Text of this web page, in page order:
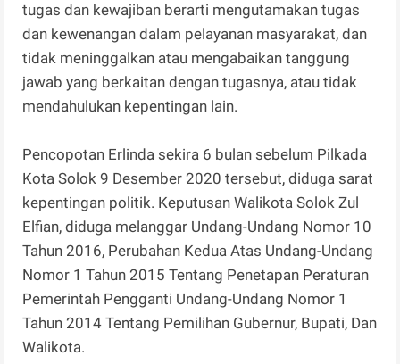
tugas dan kewajiban berarti mengutamakan tugas
dan kewenangan dalam pelayanan masyarakat, dan
tidak meninggalkan atau mengabaikan tanggung
jawab yang berkaitan dengan tugasnya, atau tidak
mendahulukan kepentingan lain.
Pencopotan Erlinda sekira 6 bulan sebelum Pilkada
Kota Solok 9 Desember 2020 tersebut, diduga sarat
kepentingan politik. Keputusan Walikota Solok Zul
Elfian, diduga melanggar Undang-Undang Nomor 10
Tahun 2016, Perubahan Kedua Atas Undang-Undang
Nomor 1 Tahun 2015 Tentang Penetapan Peraturan
Pemerintah Pengganti Undang-Undang Nomor 1
Tahun 2014 Tentang Pemilihan Gubernur, Bupati, Dan
Walikota.